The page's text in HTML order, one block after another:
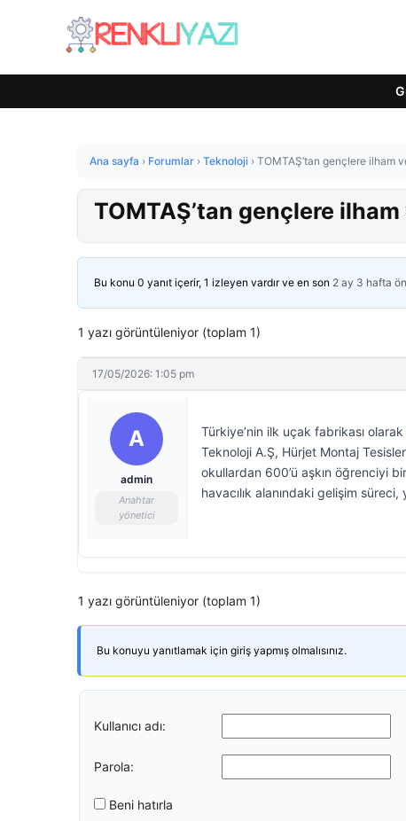
Ana sayfa › Forumlar › Teknoloji › TOMTAŞ’tan gençlere ilham
TOMTAŞ’tan gençlere
Bu konu 0 yanıt içerir, 1 izleyen vardır ve en son 2 ay 3 hafta
1 yazı görüntüleniyor (toplam 1)
17/05/2026: 1:05 pm
A
admin
Anahtar
yönetici
Türkiye’nin ilk uçak fabrikası olarak
Teknoloji A.Ş, Hürjet Montaj
okullardan 600’ü aşkın öğrenciyi
havacılık alanındaki gelişim
1 yazı görüntüleniyor (toplam 1)
Bu konuyu yanıtlamak için giriş yapmış olmalısınız.
Kullanıcı adı:
Parola:
Beni hatırla